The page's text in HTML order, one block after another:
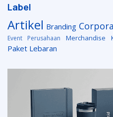
Label
Artikel Branding
Event Perusahaan Merchandise
Paket Lebaran